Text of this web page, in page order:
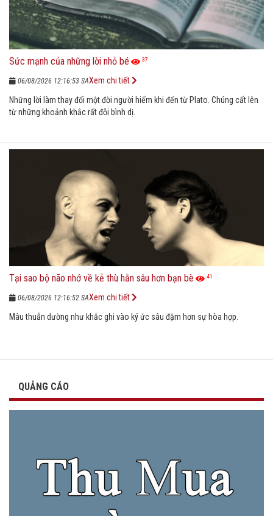
Sức mạnh của những lời nhỏ bé 37
06/08/2026 12:16:53 SA
Những lời làm thay đổi một đời người hiếm khi đến từ Plato. Chúng cất lên
từ những khoảnh khắc rất đỗi bình dị.
Xem chi tiết
Tại sao bộ não nhớ về kẻ thù hằn sâu hơn bạn bè 41
06/08/2026 12:16:52 SA
Mâu thuẫn dường như khắc ghi vào ký ức sâu đậm hơn sự hòa hợp.
Xem chi tiết
QUẢNG CÁO